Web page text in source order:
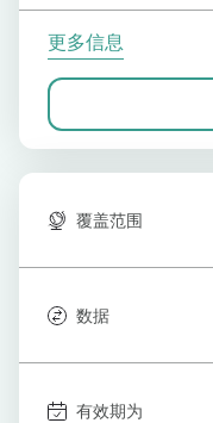
更多信息
覆盖范围
数据
有效期为